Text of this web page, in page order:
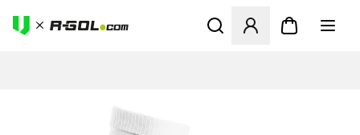
Abre un modal para iniciar